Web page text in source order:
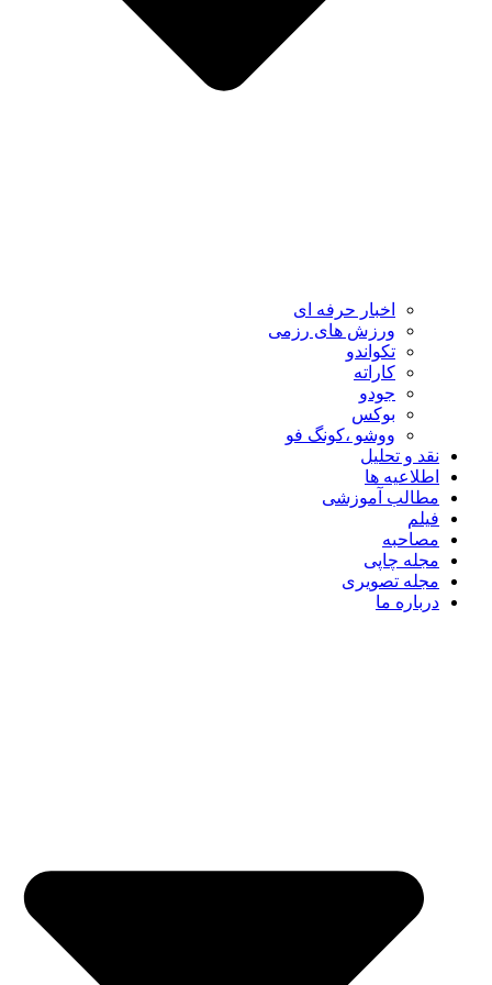
اخبار حرفه ای
ورزش های رزمی
تکواندو
کاراته
جودو
بوکس
ووشو ،کونگ فو
نقد و تحلیل
اطلاعیه ها
مطالب آموزشی
فیلم
مصاحبه
مجله چاپی
مجله تصویری
درباره ما